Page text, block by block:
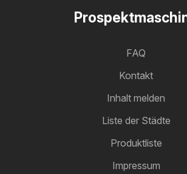
FAQ
Kontakt
Inhalt melden
Liste der Städte
Produktliste
Impressum